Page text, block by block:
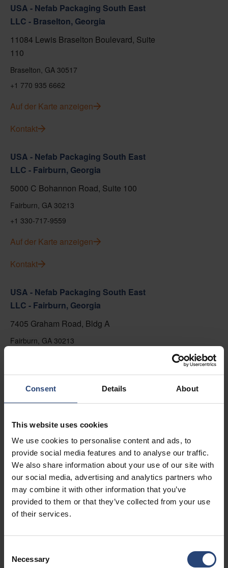
Consent Details About
This website uses cookies
We use cookies to personalise content and ads, to
provide social media features and to analyse our traffic.
We also share information about your use of our site with
our social media, advertising and analytics partners who
may combine it with other information that you’ve
provided to them or that they’ve collected from your use
of their services.
Selection
Necessary
USA - Nefab Packaging South East
LLC - Braselton, Georgia
11084 Lewis Braselton Boulevard, Suite
110
Braselton, GA 30517
+1 770 935 6662
Auf der Karte anzeigen
Kontakt
USA - Nefab Packaging South East
LLC - Fairburn, Georgia
5000 C Bohannon Road, Suite 100
Fairburn, GA 30213
+1 330-717-9559
Auf der Karte anzeigen
Kontakt
USA - Nefab Packaging South East
LLC - Fairburn, Georgia
7405 Graham Road, Bldg A
Fairburn, GA 30213
Auf der Karte anzeigen
USA - Nefab Packaging North LLC -
Illinois
1539 Hunter Rd
Hanover Park, IL 60133
+1 630-451-5345 x50103
Auf der Karte anzeigen
Kontakt
USA - Nefab Packaging North LLC -